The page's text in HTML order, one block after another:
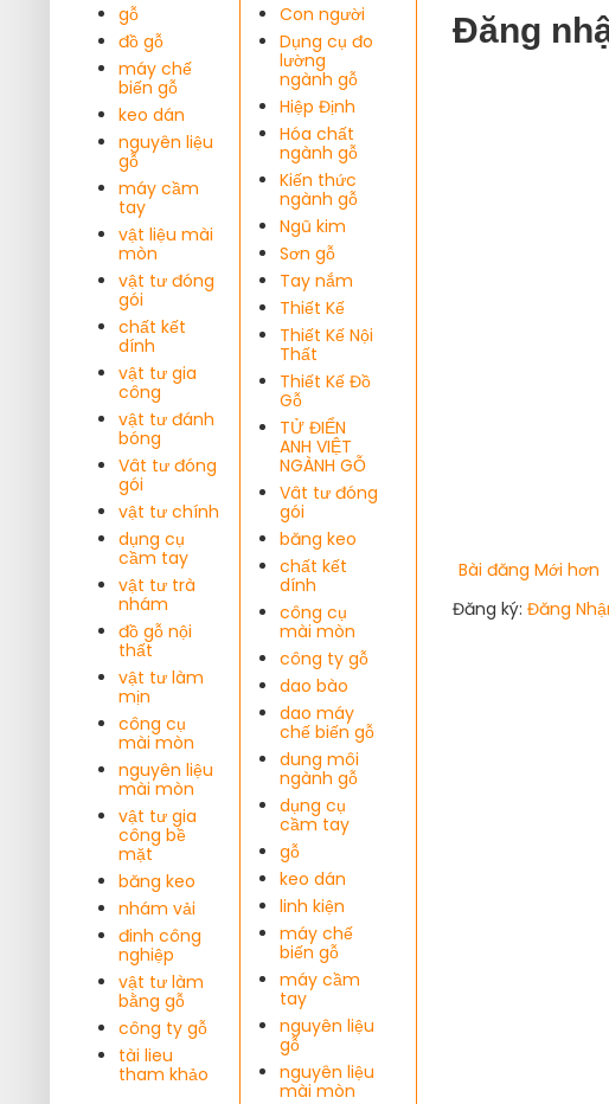
Đăng
Bài đăng Mới hơn
Đăng ký: Đăng
gỗ
đồ gỗ
máy chế
biến gỗ
keo dán
nguyên liệu
gỗ
máy cầm
tay
vật liệu mài
mòn
vật tư đóng
gói
chất kết
dính
vật tư gia
công
vật tư đánh
bóng
Vât tư đóng
gói
vật tư chính
dụng cụ
cầm tay
vật tư trà
nhám
đồ gỗ nội
thất
vật tư làm
mịn
công cụ
mài mòn
nguyên liệu
mài mòn
vật tư gia
công bề
mặt
băng keo
nhám vải
đinh công
nghiệp
vật tư làm
bằng gỗ
công ty gỗ
tài lieu
tham khảo
Con người
Dụng cụ đo
lường
ngành gỗ
Hiệp Định
Hóa chất
ngành gỗ
Kiến thức
ngành gỗ
Ngũ kim
Sơn gỗ
Tay nắm
Thiết Kế
Thiết Kế Nội
Thất
Thiết Kế Đồ
Gỗ
TỬ ĐIỂN
ANH VIỆT
NGÀNH GỖ
Vât tư đóng
gói
băng keo
chất kết
dính
công cụ
mài mòn
công ty gỗ
dao bào
dao máy
chế biến gỗ
dung môi
ngành gỗ
dụng cụ
cầm tay
gỗ
keo dán
linh kiện
máy chế
biến gỗ
máy cầm
tay
nguyên liệu
gỗ
nguyên liệu
mài mòn